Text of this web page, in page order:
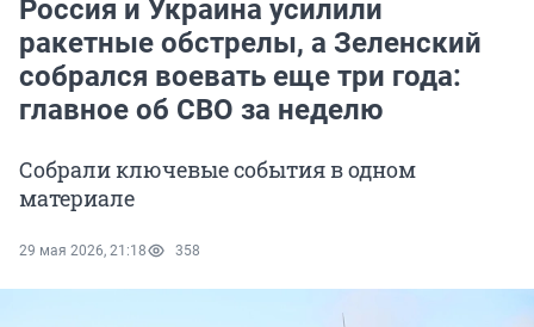
Россия и Украина усилили
ракетные обстрелы, а Зеленский
собрался воевать еще три года:
главное об СВО за неделю
Собрали ключевые события в одном
материале
29 мая 2026, 21:18 358